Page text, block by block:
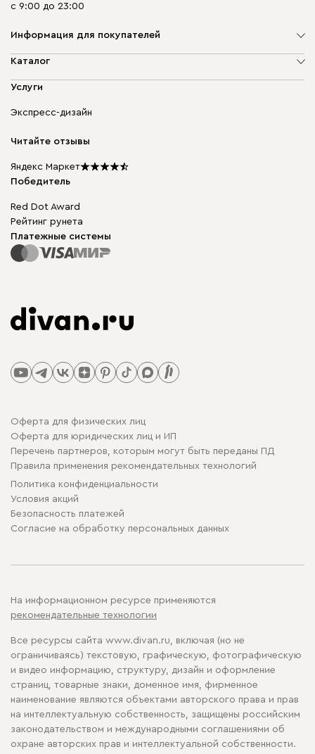
с 9:00 до 23:00
Информация для покупателей
О компании
Доставка и оплата
диван.клуб
Мы в прессе
Каталог
Мягкая мебель
Бескаркасная мебель
Столы и стулья
Услуги
Экспресс-дизайн
Читайте отзывы
Яндекс Маркет
Победитель
Red Dot Award
Рейтинг рунета
Платежные системы
Оферта для физических лиц
Оферта для юридических лиц и ИП
Перечень партнеров, которым могут быть переданы ПД
Правила применения рекомендательных технологий
Политика конфиденциальности
Условия акций
Безопасность платежей
Cогласие на обработку персональных данных
На информационном ресурсе применяются
рекомендательные технологии
Все ресурсы сайта www.divan.ru, включая (но не
ограничиваясь) текстовую, графическую, фотографическую
и видео информацию, структуру, дизайн и оформление
страниц, товарные знаки, доменное имя, фирменное
наименование являются объектами авторского права и прав
на интеллектуальную собственность, защищены российским
законодательством и международными соглашениями об
охране авторских прав и интеллектуальной собственности.